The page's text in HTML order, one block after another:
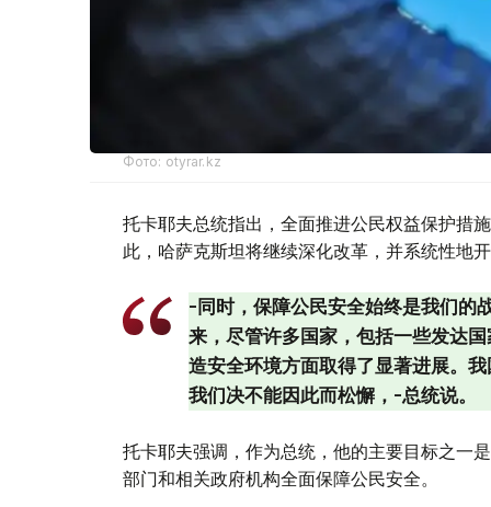
Фото: otyrar.kz
托卡耶夫总统指出，全面推进公民权益保护措
此，哈萨克斯坦将继续深化改革，并系统性地
-同时，保障公民安全始终是我们的
来，尽管许多国家，包括一些发达
造安全环境方面取得了显著进展。
我们决不能因此而松懈，-总统说。
托卡耶夫强调，作为总统，他的主要目标之一
部门和相关政府机构全面保障公民安全。